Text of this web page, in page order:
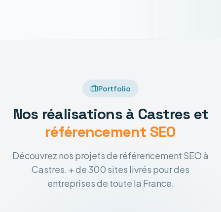
Portfolio
Nos réalisations à Castres et
référencement SEO
Découvrez nos projets de référencement SEO à
Castres. + de 300 sites livrés pour des
entreprises de toute la France.